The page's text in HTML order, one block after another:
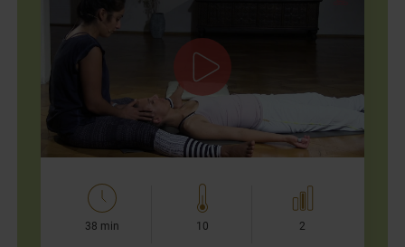
In diesem Video werde ich wenig sprechen, damit Du viel
Zeit für Dich und das Genießen der Musik hast. Körperlich
liegt der Fokus auf Vorbeugen, die ja für ihre
beruhigende…
38 min 10 2